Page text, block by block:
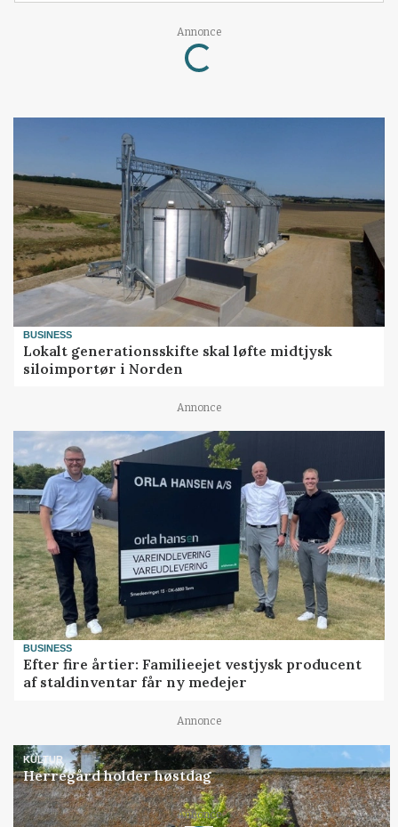
Annonce
Loading...
BUSINESS
Lokalt generationsskifte skal løfte midtjysk
siloimportør i Norden
Annonce
BUSINESS
Efter fire årtier: Familieejet vestjysk producent
af staldinventar får ny medejer
Annonce
KULTUR
Herregård holder høstdag
Annonce